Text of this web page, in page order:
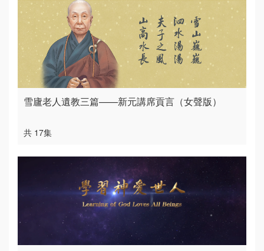
雪廬老人遺教三篇——新元講席貢言（女聲版）
共 17集